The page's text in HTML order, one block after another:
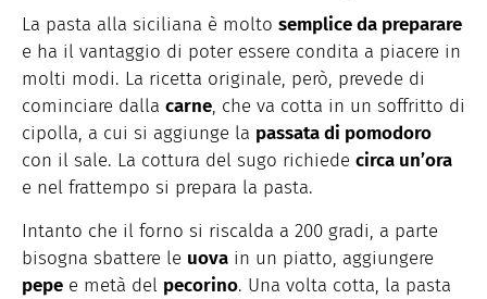
La pasta alla siciliana è molto semplice da preparare
e ha il vantaggio di poter essere condita a piacere in
molti modi. La ricetta originale, però, prevede di
cominciare dalla carne, che va cotta in un soffritto di
cipolla, a cui si aggiunge la passata di pomodoro
con il sale. La cottura del sugo richiede circa un’ora
e nel frattempo si prepara la pasta.
Intanto che il forno si riscalda a 200 gradi, a parte
bisogna sbattere le uova in un piatto, aggiungere
pepe e metà del pecorino. Una volta cotta, la pasta